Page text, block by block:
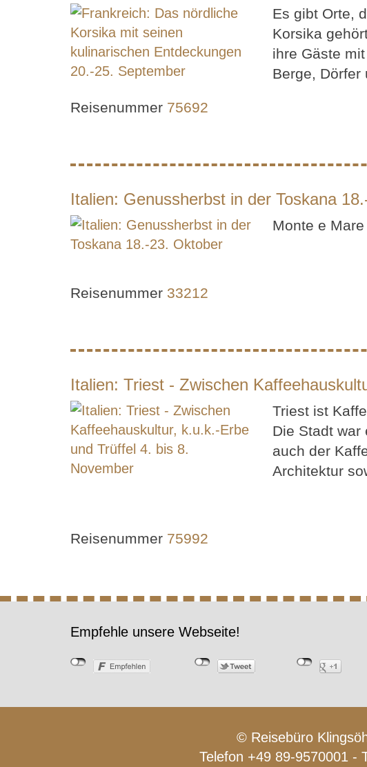
Es gibt Orte,
Korsika
ihre Gäste
Berge, Dörfer
Reisenummer 75692
Italien: Genussherbst in der Toskana
Monte e
Reisenummer 33212
Italien: Triest - Zwischen
Triest ist
Die Stadt war
auch der
Architektur
Reisenummer 75992
Empfehle unsere Webseite!
© Reisebüro
Telefon +49 89-9570001 -